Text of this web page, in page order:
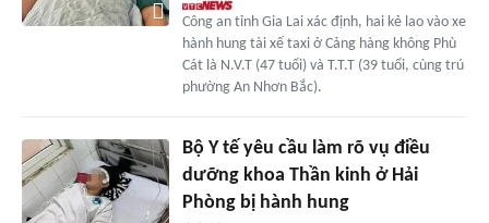
Công an tỉnh Gia Lai xác định, hai kẻ lao vào xe
hành hung tài xế taxi ở Cảng hàng không Phù
Cát là N.V.T (47 tuổi) và T.T.T (39 tuổi, cùng trú
phường An Nhơn Bắc).
Bộ Y tế yêu cầu làm rõ vụ điều
dưỡng khoa Thần kinh ở Hải
Phòng bị hành hung